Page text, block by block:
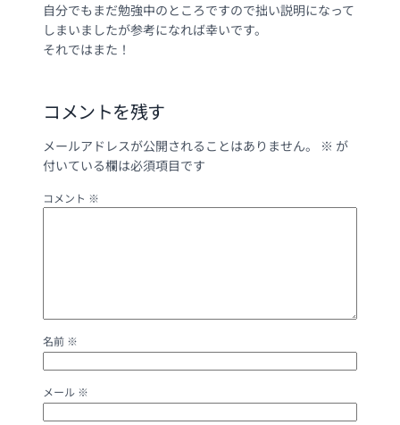
自分でもまだ勉強中のところですので拙い説明になって
しまいましたが参考になれば幸いです。
それではまた！
コメントを残す
メールアドレスが公開されることはありません。 ※ が
付いている欄は必須項目です
コメント ※
名前 ※
メール ※